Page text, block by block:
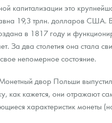
серебра, платины на 2026 год
капитализации это
19,3 трлн. долларов США.
в 1817 году и
За два столетия она стала
непомерное состояние.
двор Польши
как кажется, они отражают
характеристик монеты